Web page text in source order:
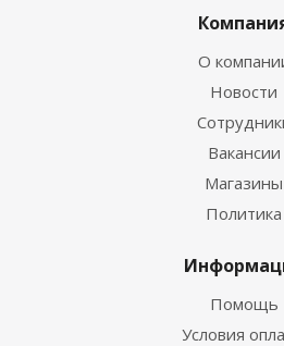
О
Новости
Вакансии
Магазины
Политика
Помощь
Условия